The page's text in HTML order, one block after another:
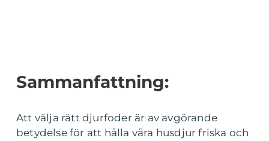
Sammanfattning:
Att välja rätt djurfoder är av avgörande
betydelse för att hålla våra husdjur friska och